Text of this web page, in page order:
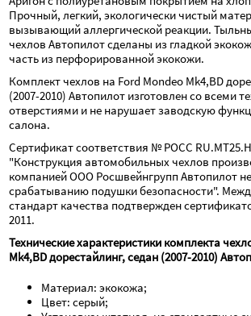
Прочный, легкий, экологически чистый
вызывающий аллергической реакции.
чехлов Автопилот сделаны из гладкой
часть из перфорированной экокожи.
Комплект чехлов на Ford Mondeo Mk4,BD
(2007-2010) Автопилот изготовлен со всеми
отверстиями и не нарушает заводскую
салона.
Сертификат соответствия № РОСС
"Конструкция автомобильных чехлов
компанией ООО Росшвейнгрупп Автопилот
срабатыванию подушки безопасности".
стандарт качества подтвержден
2011.
Технические характеристики комплекта
Mk4,BD дорестайлинг, седан (2007-2010)
Материал: экокожа;
Цвет: серый;